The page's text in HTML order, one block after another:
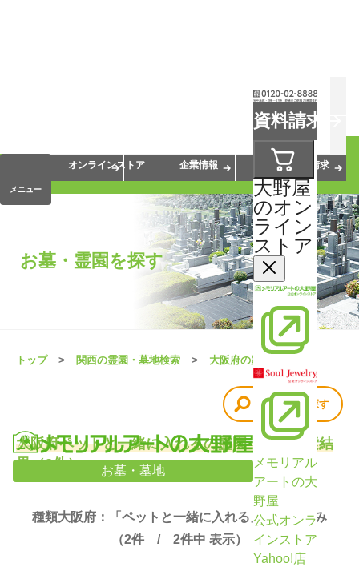
お墓・墓地
資料請求
大野屋
のオン
ライン
ストア
メモリアル
アートの大
野屋
公式オンラ
インストア
Yahoo!店
メニュー
会員サービス
オンラインストア
企業情報 資料請求
お墓・霊園を探す
トップ 関西の霊園・墓地検索 大阪府の霊園・墓地
大阪府ペットと一緒に入れるの霊園・墓地検索結
果（2件）
他の条件で探す
種類大阪府：「ペットと一緒に入れる」で絞り込み
（2件 / 2件中 表示）